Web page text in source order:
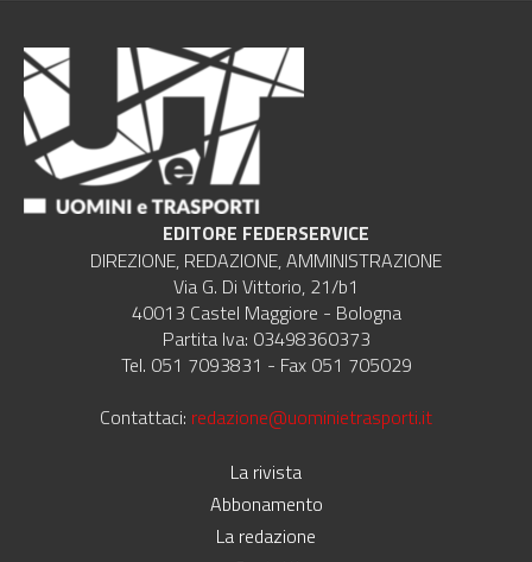
EDITORE FEDERSERVICE
DIREZIONE, REDAZIONE, AMMINISTRAZIONE
Via G. Di Vittorio, 21/b1
40013 Castel Maggiore - Bologna
Partita Iva: 03498360373
Tel. 051 7093831 - Fax 051 705029
Contattaci: redazione@uominietrasporti.it
La rivista
Abbonamento
La redazione